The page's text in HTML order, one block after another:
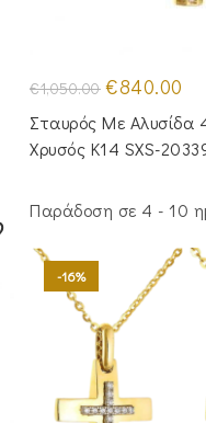
€1,050.00 Original
price
was:
€1,050.00.
€840.00
Σταυρός Με Αλυσίδα
Χρυσός Κ14 SXS-
Παράδοση σε 4 - 10
-16%